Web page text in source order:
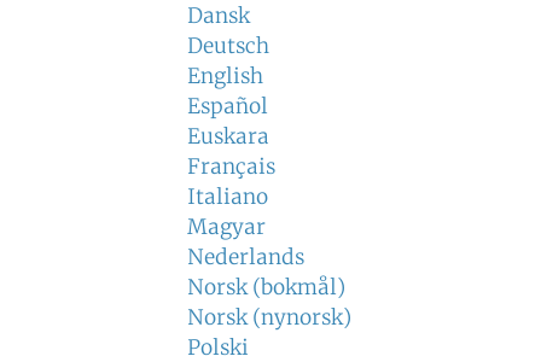
Dansk
Deutsch
English
Español
Euskara
Français
Italiano
Magyar
Nederlands
Norsk (bokmål)
Norsk (nynorsk)
Polski